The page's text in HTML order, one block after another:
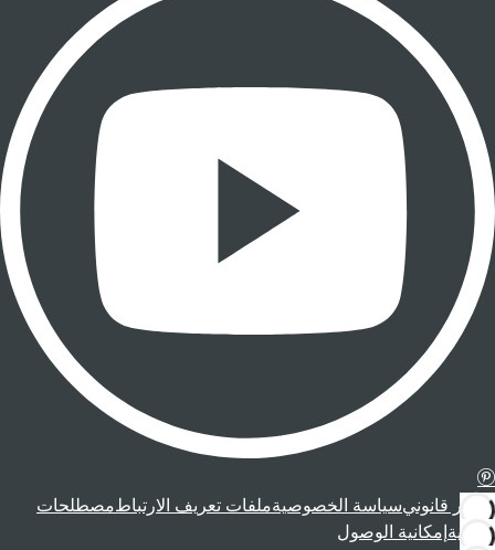
إشعار قانونيسياسة الخصوصيةملفات تعريف الارتباطمصطلحات
قانونية إمكانية الوصول